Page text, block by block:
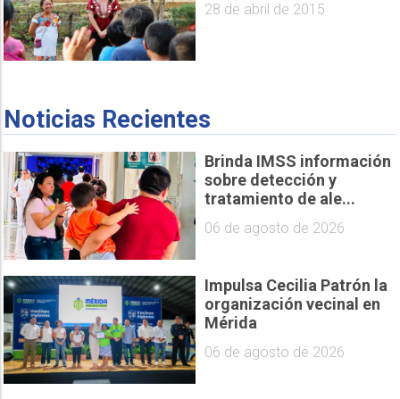
28 de abril de 2015
Noticias Recientes
Brinda IMSS información
sobre detección y
tratamiento de ale...
06 de agosto de 2026
Impulsa Cecilia Patrón la
organización vecinal en
Mérida
06 de agosto de 2026